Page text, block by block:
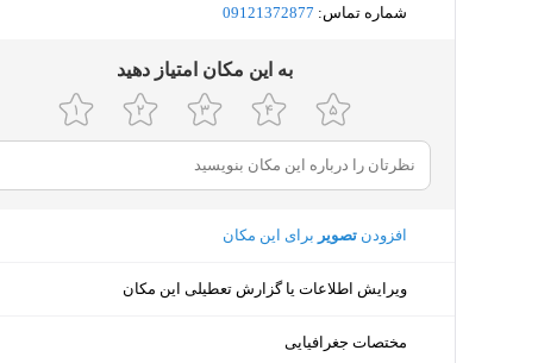
شماره تماس:‎09121372877
ﺑﻪ اﯾﻦ ﻣﮑﺎن اﻣﺘﯿﺎز دﻫﯿﺪ
افزودن تصویربرای این مکان
ویرایش اطلاعات یا گزارش تعطیلی این مکان
مختصات جغرافیایی